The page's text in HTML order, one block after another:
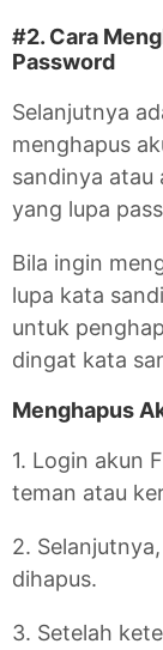
#2. Cara
Password
Selanjutnya
menghapus
sandinya atau
yang lupa
Bila ingin
lupa kata
untuk
dingat kata
Menghapus
1. Login akun
teman atau
2.
dihapus.
3. Setelah